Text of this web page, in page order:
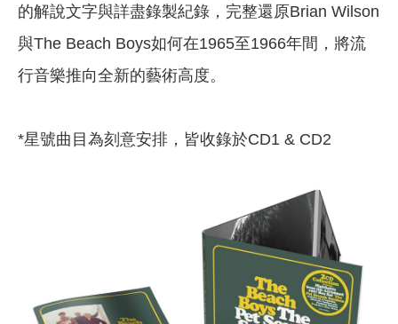
的解說文字與詳盡錄製紀錄，完整還原Brian Wilson
與The Beach Boys如何在1965至1966年間，將流
行音樂推向全新的藝術高度。
*星號曲目為刻意安排，皆收錄於CD1 & CD2